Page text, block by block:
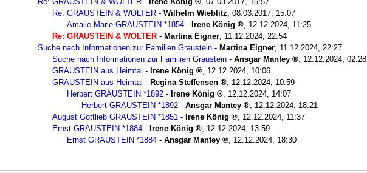
Re: GRAUSTEIN & WOLTER - Wilhelm Wieblitz 08.03.2017, 15:07
Amalie Marie GRAUSTEIN *1854 - Irene König
12.12.2024, 11:25
Re: GRAUSTEIN & WOLTER - Martina Eigner 11.12.2024, 22:54
Suche nach Informationen zur Familien Graustein - Martina Eigner 11.12.2024, 22:27
Suche nach Informationen zur Familien Graustein - Ansgar Mantey
12.12.2024, 02:28
GRAUSTEIN aus Heimtal - Irene König
12.12.2024, 10:06
GRAUSTEIN aus Heimtal - Regina Steffensen
12.12.2024, 10:59
Herbert GRAUSTEIN *1892 - Irene König
12.12.2024, 14:07
Herbert GRAUSTEIN *1892 - Ansgar Mantey
12.12.2024, 18:21
August Gottlieb GRAUSTEIN *1851 - Irene König
12.12.2024, 11:37
Ernst GRAUSTEIN *1884 - Irene König
12.12.2024, 13:59
Ernst GRAUSTEIN *1884 - Ansgar Mantey 12.12.2024, 18:30